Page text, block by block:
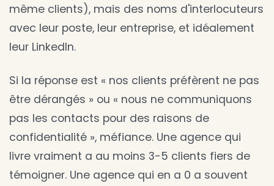
même clients), mais des noms d'interlocuteurs
avec leur poste, leur entreprise, et idéalement
leur LinkedIn.
Si la réponse est « nos clients préfèrent ne pas
être dérangés » ou « nous ne communiquons
pas les contacts pour des raisons de
confidentialité », méfiance. Une agence qui
livre vraiment a au moins 3-5 clients fiers de
témoigner. Une agence qui en a 0 a souvent